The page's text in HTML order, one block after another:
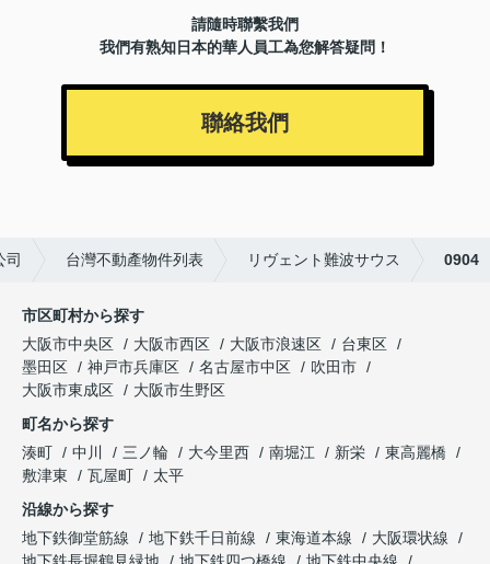
請隨時聯繫我們
我們有熟知日本的華人員工為您解答疑問！
聯絡我們
司 台灣不動產物件列表 リヴェント難波サウス 0904
市区町村から探す
大阪市中央区
大阪市西区 大阪市浪速区
台東区
墨田区
神戸市兵庫区 名古屋市中区
吹田市
大阪市東成区
大阪市生野区
町名から探す
湊町
中川 三ノ輪 大今里西 南堀江 新栄
東高麗橋
敷津東
瓦屋町
太平
沿線から探す
地下鉄御堂筋線
地下鉄千日前線 東海道本線
大阪環状線
地下鉄長堀鶴見緑地
地下鉄四つ橋線
地下鉄中央線